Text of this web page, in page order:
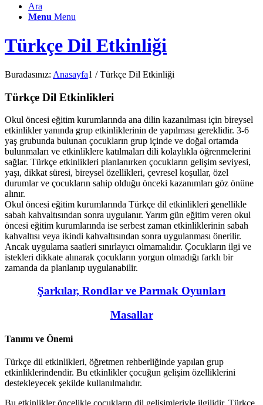
Ara
Menu Menu
Türkçe Dil Etkinliği
Buradasınız: Anasayfa1 / Türkçe Dil Etkinliği
Türkçe Dil Etkinlikleri
Okul öncesi eğitim kurumlarında ana dilin kazanılması için bireysel
etkinlikler yanında grup etkinliklerinin de yapılması gereklidir. 3-6
yaş grubunda bulunan çocukların grup içinde ve doğal ortamda
bulunmaları ve etkinliklere katılmaları dili kolaylıkla öğrenmelerini
sağlar. Türkçe etkinlikleri planlanırken çocukların gelişim seviyesi,
yaşı, dikkat süresi, bireysel özellikleri, çevresel koşullar, özel
durumlar ve çocukların sahip olduğu önceki kazanımları göz önüne
alınır.
Okul öncesi eğitim kurumlarında Türkçe dil etkinlikleri genellikle
sabah kahvaltısından sonra uygulanır. Yarım gün eğitim veren okul
öncesi eğitim kurumlarında ise serbest zaman etkinliklerinin sabah
kahvaltısı veya ikindi kahvaltısından sonra uygulanması önerilir.
Ancak uygulama saatleri sınırlayıcı olmamalıdır. Çocukların ilgi ve
istekleri dikkate alınarak çocukların yorgun olmadığı farklı bir
zamanda da planlanıp uygulanabilir.
Şarkılar, Rondlar ve Parmak Oyunları
Masallar
Tanımı ve Önemi
Türkçe dil etkinlikleri, öğretmen rehberliğinde yapılan grup
etkinliklerindendir. Bu etkinlikler çocuğun gelişim özelliklerini
destekleyecek şekilde kullanılmalıdır.